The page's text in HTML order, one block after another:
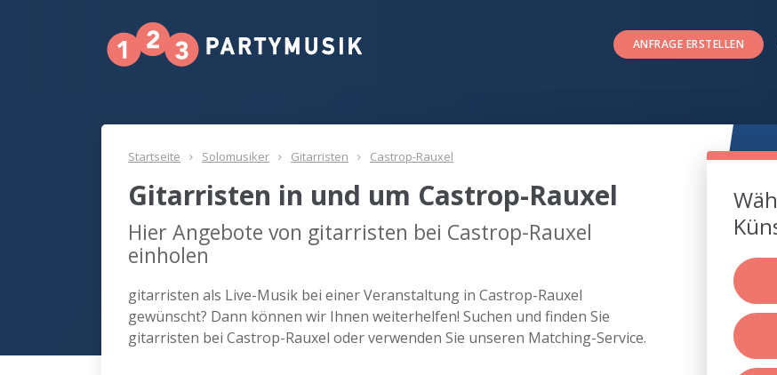
ANFRAGE ERSTELLEN
Startseite Solomusiker Gitarristen Castrop-Rauxel
Gitarristen in und um Castrop-Rauxel
Hier Angebote von gitarristen bei Castrop-Rauxel
einholen
gitarristen als Live-Musik bei einer Veranstaltung in Castrop-Rauxel
gewünscht? Dann können wir Ihnen weiterhelfen! Suchen und finden Sie
gitarristen bei Castrop-Rauxel oder verwenden Sie unseren Matching-Service.